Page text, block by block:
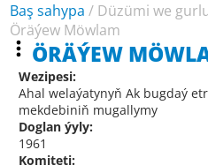
Baş sahypa / Düzümi we
Öräýew Möwlam
ÖRÄÝEW
Wezipesi:
Ahal welaýatynyň Ak bugdaý
mekdebiniň mugallymy
Doglan ýyly:
1961
Komiteti: